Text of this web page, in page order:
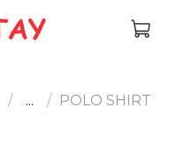
... POLO SHIRT